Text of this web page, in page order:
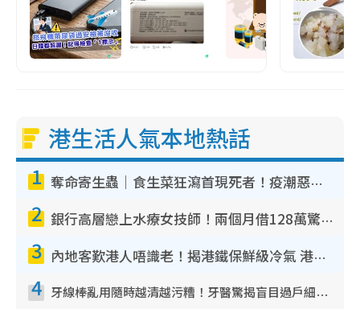
港生活人氣本地熱話
1 奪命寄生蟲｜食生菜狂瀉首現死者！疫潮惡化錄1.8萬宗病例 揭洗菜3大謬誤
2 銀行高層戀上水療女技師！兩個月借128萬驚覺「沉船」沉落火海 揭背後疑似邪教操控賣淫
3 內地客歎港人唔識老！揭港鐵保鮮級冷氣 港人求放過：咪投訴
4 牙線棒亂用隨時越清越污糟！牙醫驚揭盲目過戶細菌恐致蛀牙：呢種先係日常真保養